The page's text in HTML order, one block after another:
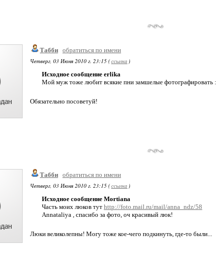
Табби обратиться по имени
Четверг, 03 Июня 2010 г. 23:15 (ссылка )
Исходное сообщение erlika
Мой муж тоже любит всякие пни замшелые фотографировать
Обязательно посоветуй!
Табби обратиться по имени
Четверг, 03 Июня 2010 г. 23:15 (ссылка )
Исходное сообщение Mortiana
Часть моих люков тут http://foto.mail.ru/mail/anna_ndz/58
Annataliya , спасибо за фото, оч красивый люк!
Люки великолепны! Могу тоже кое-чего подкинуть, где-то были...